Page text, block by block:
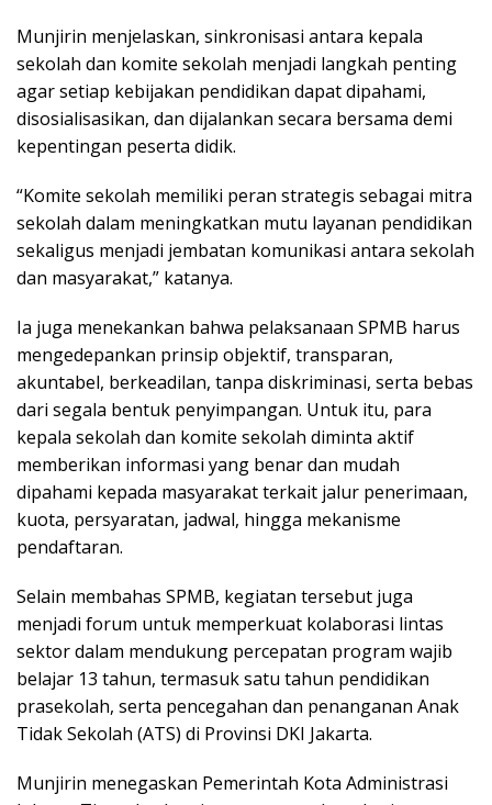
Munjirin menjelaskan, sinkronisasi antara kepala
sekolah dan komite sekolah menjadi langkah penting
agar setiap kebijakan pendidikan dapat dipahami,
disosialisasikan, dan dijalankan secara bersama demi
kepentingan peserta didik.
“Komite sekolah memiliki peran strategis sebagai mitra
sekolah dalam meningkatkan mutu layanan pendidikan
sekaligus menjadi jembatan komunikasi antara sekolah
dan masyarakat,” katanya.
Ia juga menekankan bahwa pelaksanaan SPMB harus
mengedepankan prinsip objektif, transparan,
akuntabel, berkeadilan, tanpa diskriminasi, serta bebas
dari segala bentuk penyimpangan. Untuk itu, para
kepala sekolah dan komite sekolah diminta aktif
memberikan informasi yang benar dan mudah
dipahami kepada masyarakat terkait jalur penerimaan,
kuota, persyaratan, jadwal, hingga mekanisme
pendaftaran.
Selain membahas SPMB, kegiatan tersebut juga
menjadi forum untuk memperkuat kolaborasi lintas
sektor dalam mendukung percepatan program wajib
belajar 13 tahun, termasuk satu tahun pendidikan
prasekolah, serta pencegahan dan penanganan Anak
Tidak Sekolah (ATS) di Provinsi DKI Jakarta.
Munjirin menegaskan Pemerintah Kota Administrasi